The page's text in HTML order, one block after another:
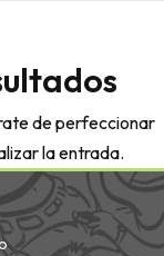
de perfeccionar
la entrada.